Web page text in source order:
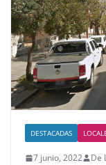
DESTACADAS
7 junio, 2022 De